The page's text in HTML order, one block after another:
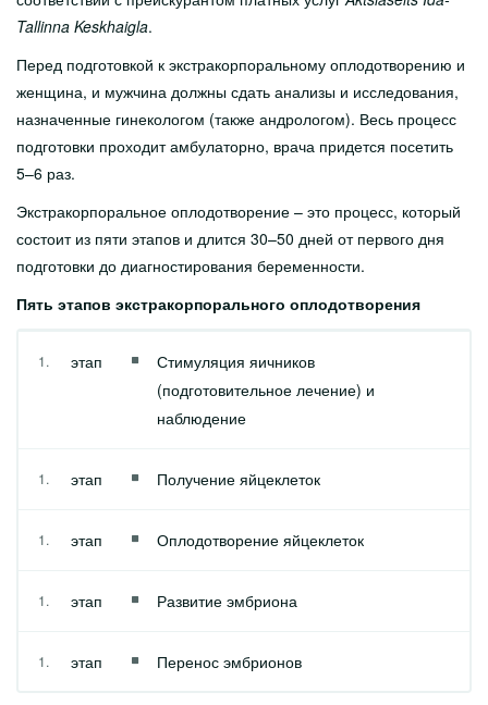
Tallinna Keskhaigla.
Перед подготовкой к экстракорпоральному оплодотворению и
женщина, и мужчина должны сдать анализы и исследования,
назначенные гинекологом (также андрологом). Весь процесс
подготовки проходит амбулаторно, врача придется посетить
5–6 раз.
Экстракорпоральное оплодотворение – это процесс, который
состоит из пяти этапов и длится 30–50 дней от первого дня
подготовки до диагностирования беременности.
Пять этапов экстракорпорального оплодотворения
этап
Стимуляция яичников
(подготовительное лечение) и
наблюдение
этап Получение яйцеклеток
этап Оплодотворение яйцеклеток
этап Развитие эмбриона
этап Перенос эмбрионов